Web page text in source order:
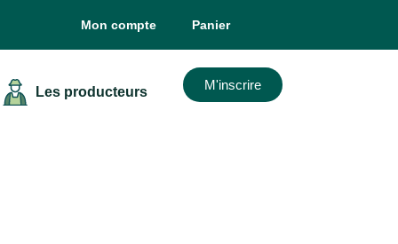
Mon compte Panier
Les producteurs M'inscrire